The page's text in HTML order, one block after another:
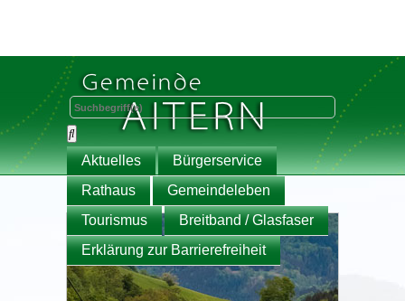
Aktuelles
Bürgerservice
Rathaus
Gemeindeleben
Tourismus
Breitband / Glasfaser
Erklärung zur Barrierefreiheit